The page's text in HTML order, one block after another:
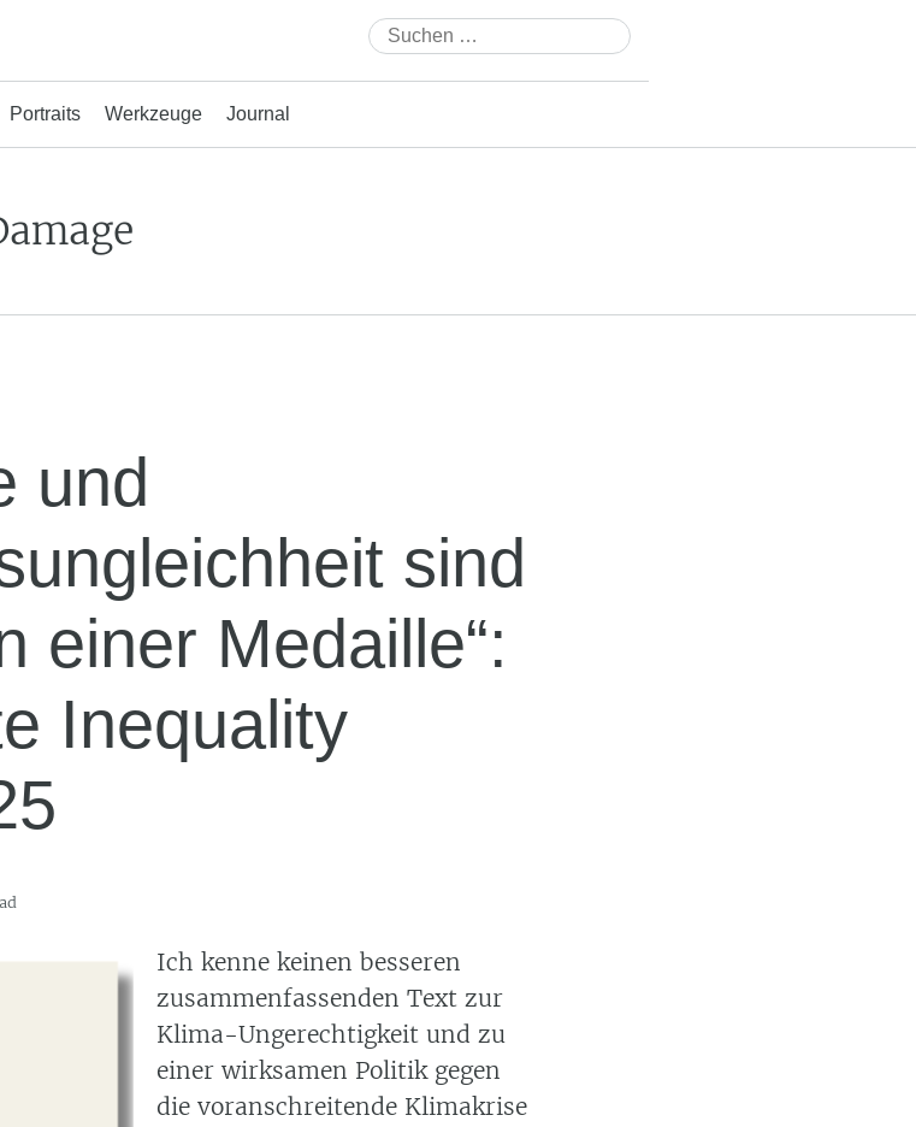
Suchen
nach:
Portraits Werkzeuge Journal
und
sind
einer Medaille“:
Inequality
Ich kenne keinen besseren
zusammenfassenden Text zur
Klima-Ungerechtigkeit und zu
einer wirksamen Politik gegen
die voranschreitende Klimakrise